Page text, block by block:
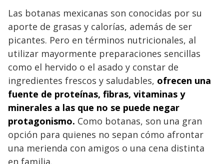
Las botanas mexicanas son conocidas por su
aporte de grasas y calorías, además de ser
picantes. Pero en términos nutricionales, al
utilizar mayormente preparaciones sencillas
como el hervido o el asado y constar de
ingredientes frescos y saludables, ofrecen una
fuente de proteínas, fibras, vitaminas y
minerales a las que no se puede negar
protagonismo. Como botanas, son una gran
opción para quienes no sepan cómo afrontar
una merienda con amigos o una cena distinta
en familia.